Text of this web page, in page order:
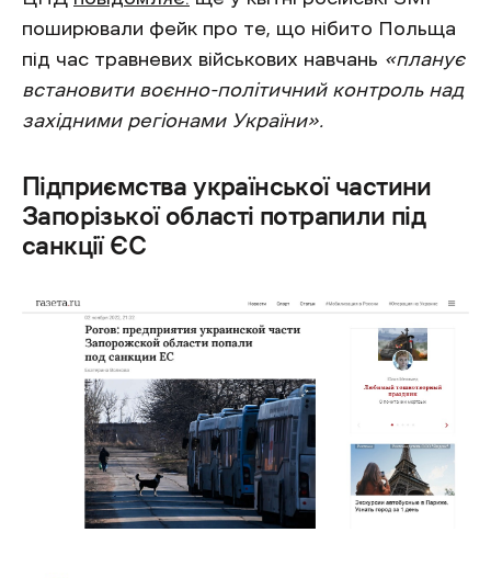
поширювали фейк про те, що нібито Польща
під час травневих військових навчань «планує
встановити воєнно-політичний контроль над
західними регіонами України».
Підприємства української частини
Запорізької області потрапили під
санкції ЄС